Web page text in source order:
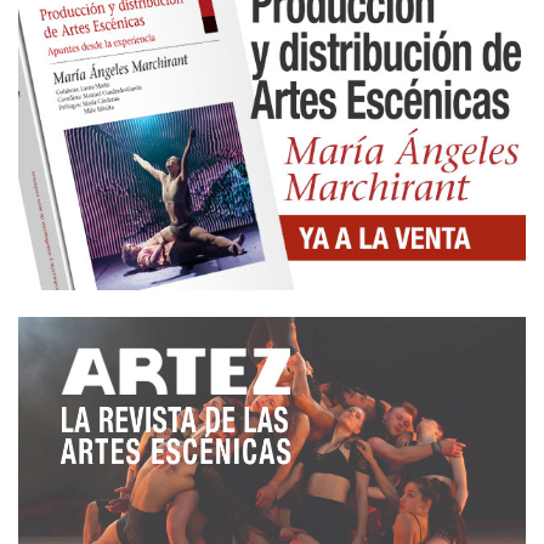
inaugurará el Festival el 25 de octubre; ‘Todos los
ángeles alzaron el vuelo’ de la mítica compañía
andaluza La Zaranda el 27 de octubre; ‘Medida por
medida (La culpa es tuya)’ del argentino Gabriel
Chamé Buendía, el 30 de octubre o ‘Labio de
liebre’, de la compañía colombiana Teatro Petra el 1
de noviembre.
El Teatro del Títere de la Tía Norica, acogerá
propuestas que exploran la contemporaneidad
teatral desde lenguajes radicales, comprometidos y
poéticos. La programación se abrirá el 27 de
octubre con ‘Mátate, amor’ (Argentina), adaptación
teatral de la célebre novela de Ariana Harwicz,
creada junto a Marilú Marini y Érica Rivas. El 28 de
octubre será el turno de ‘El Purgatorio’ (Chile), de
María José Pizarro y el Colectivo CTM. El 29 de